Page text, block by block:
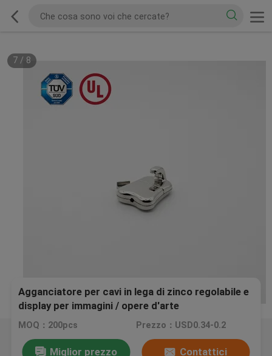
7/ 8
Agganciatore per cavi in lega di zinco regolabile e
display per immagini / opere d'arte
MOQ：200pcs Prezzo：USD0.34-0.2
Miglior prezzo Contattici